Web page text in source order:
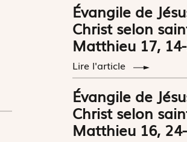
Évangile de
Christ selon
Matthieu 17,
Lire l'article
Évangile de
Christ selon
Matthieu 16,